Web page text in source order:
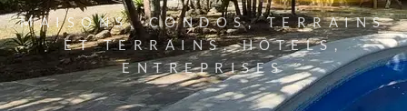
MAISONS, CONDOS, TERRAINS
ET TERRAINS, HÔTELS,
ENTREPRISES